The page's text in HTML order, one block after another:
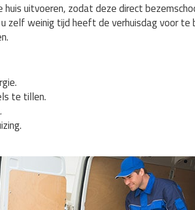
huis uitvoeren, zodat deze direct
zelf weinig tijd heeft de verhuisdag voor
te tillen.